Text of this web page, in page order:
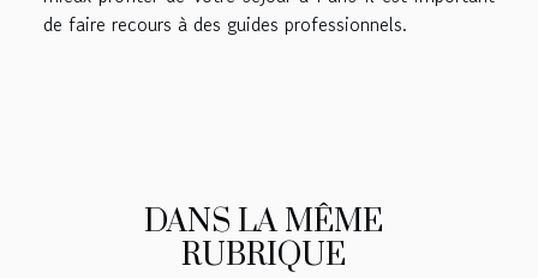
de faire recours à des guides professionnels.
DANS LA MÊME
RUBRIQUE